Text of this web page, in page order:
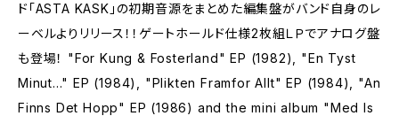
ド「ASTA KASK」の初期音源をまとめた編集盤がバンド自身のレ
ーベルよりリリース！！ゲートホールド仕様2枚組ＬＰでアナログ盤
も登場！ "For Kung & Fosterland" EP (1982), "En Tyst
Minut..." EP (1984), "Plikten Framfor Allt" EP (1984), "An
Finns Det Hopp" EP (1986) and the mini album "Med Is